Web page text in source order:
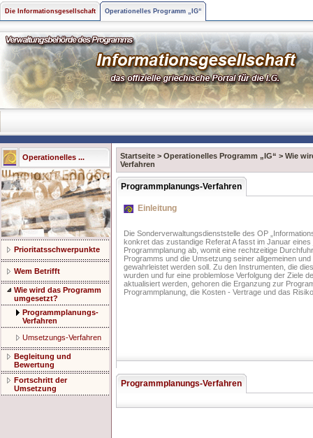
Die Informationsgesellschaft Operationelles Programm „IG“
Operationelles ...
Prioritatsschwerpunkte
Wem Betrifft
Wie wird das Programm
umgesetzt?
Programmplanungs-
Verfahren
Umsetzungs-Verfahren
Begleitung und
Bewertung
Fortschritt der
Umsetzung
Startseite > Operationelles Programm „IG“ > Wie
Verfahren
Programmplanungs-Verfahren
Einleitung
Die Sonderverwaltungsdienststelle des OP
konkret das zustandige Referat A fasst im Januar
Programmplanung ab, womit eine rechtzeitige
Programms und die Umsetzung seiner allgemeinen und
gewahrleistet werden soll. Zu den Instrumenten, die
wurden und fur eine problemlose Verfolgung der Ziele
aktualisiert werden, gehoren die Erganzung zur
Programmplanung, die Kosten - Vertrage und das
Programmplanungs-Verfahren